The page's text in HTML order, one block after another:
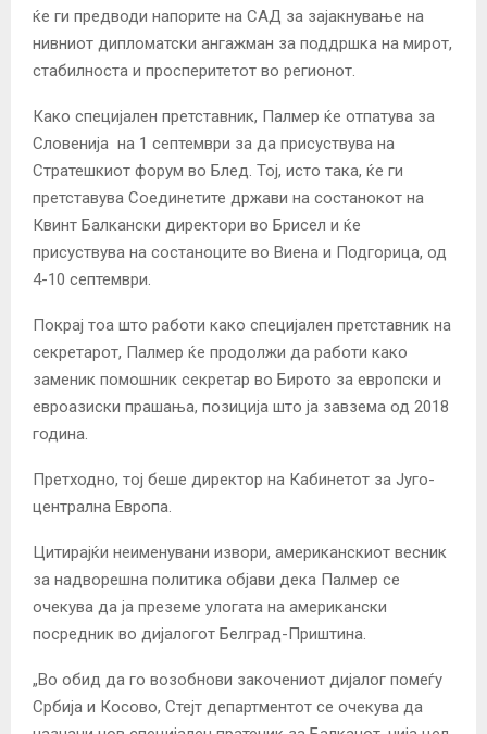
ќе ги предводи напорите на САД за зајакнување на
нивниот дипломатски ангажман за поддршка на мирот,
стабилноста и просперитетот во регионот.
Како специјален претставник, Палмер ќе отпатува за
Словенија на 1 септември за да присуствува на
Стратешкиот форум во Блед. Тој, исто така, ќе ги
претставува Соединетите држави на состанокот на
Квинт Балкански директори во Брисел и ќе
присуствува на состаноците во Виена и Подгорица, од
4-10 септември.
Покрај тоа што работи како специјален претставник на
секретарот, Палмер ќе продолжи да работи како
заменик помошник секретар во Бирото за европски и
евроазиски прашања, позиција што ја завзема од 2018
година.
Претходно, тој беше директор на Кабинетот за Југо-
централна Европа.
Цитирајќи неименувани извори, американскиот весник
за надворешна политика објави дека Палмер се
очекува да ја преземе улогата на американски
посредник во дијалогот Белград-Приштина.
„Во обид да го возобнови закочениот дијалог помеѓу
Србија и Косово, Стејт департментот се очекува да